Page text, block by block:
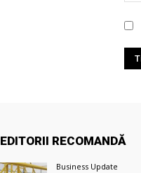
EDITORII RECOMANDĂ
Business Update